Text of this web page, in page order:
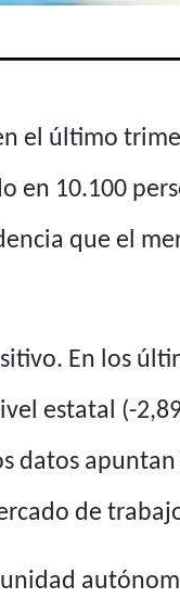
el último
en 10.100
que el
En los
estatal (-
datos
de